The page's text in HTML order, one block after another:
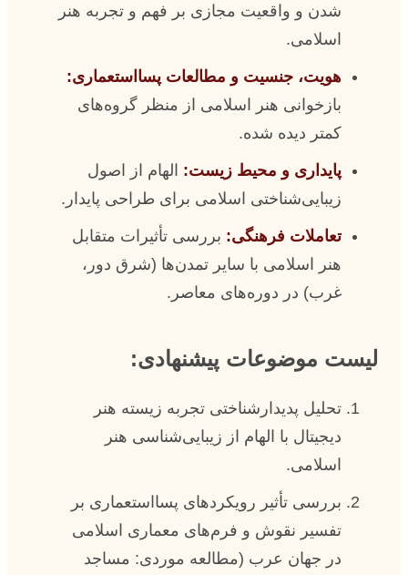
شدن و واقعیت مجازی بر فهم و تجربه هنر
اسلامی.
هویت، جنسیت و مطالعات پسااستعماری:
بازخوانی هنر اسلامی از منظر گروه‌های
کمتر دیده شده.
پایداری و محیط زیست: الهام از اصول
زیبایی‌شناختی اسلامی برای طراحی پایدار.
تعاملات فرهنگی: بررسی تأثیرات متقابل
هنر اسلامی با سایر تمدن‌ها (شرق دور،
غرب) در دوره‌های معاصر.
لیست موضوعات پیشنهادی:
تحلیل پدیدارشناختی تجربه زیسته هنر
دیجیتال با الهام از زیبایی‌شناسی هنر
اسلامی.
بررسی تأثیر رویکردهای پسااستعماری بر
تفسیر نقوش و فرم‌های معماری اسلامی
در جهان عرب (مطالعه موردی: مساجد